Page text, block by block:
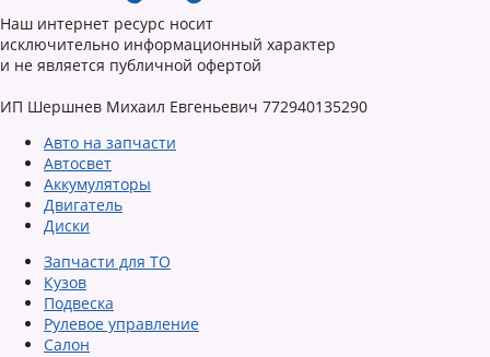
Наш интернет ресурс носит
исключительно информационный характер
и не является публичной офертой
ИП Шершнев Михаил Евгеньевич 772940135290
Авто на запчасти
Автосвет
Аккумуляторы
Двигатель
Диски
Запчасти для ТО
Кузов
Подвеска
Рулевое управление
Салон